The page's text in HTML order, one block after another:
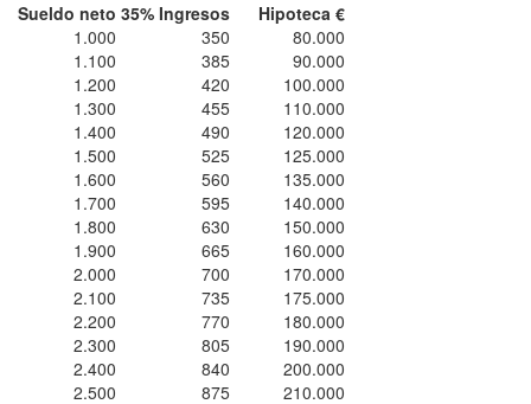
Sueldo neto 35% Ingresos
Hipoteca €
1.000
350
80.000
1.100
385
90.000
1.200
420
100.000
1.300
455
110.000
1.400
490
120.000
1.500
525
125.000
1.600
560
135.000
1.700
595
140.000
1.800
630
150.000
1.900
665
160.000
2.000
700
170.000
2.100
735
175.000
2.200
770
180.000
2.300
805
190.000
2.400
840
200.000
2.500
875
210.000